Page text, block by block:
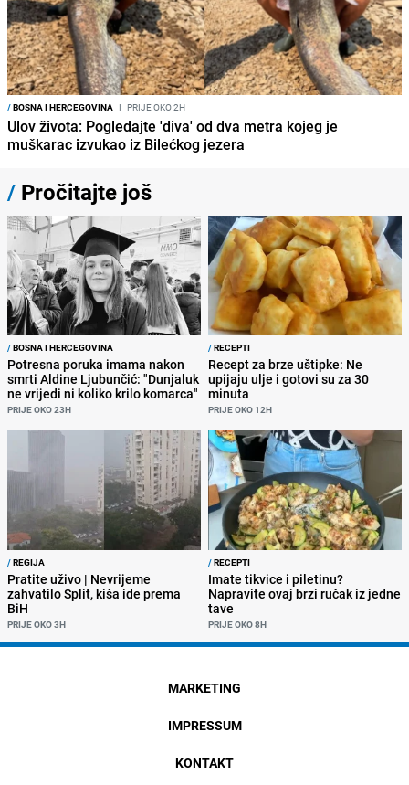
/BOSNA I HERCEGOVINA I PRIJE OKO 2H
Ulov života: Pogledajte 'diva' od dva metra kojeg je
muškarac izvukao iz Bilećkog jezera
/ Pročitajte još
/BOSNA I HERCEGOVINA
Potresna poruka imama nakon
smrti Aldine Ljubunčić: "Dunjaluk
ne vrijedi ni koliko krilo komarca"
PRIJE OKO 23H
/RECEPTI
Recept za brze uštipke: Ne
upijaju ulje i gotovi su za 30
minuta
PRIJE OKO 12H
/REGIJA
Pratite uživo | Nevrijeme
zahvatilo Split, kiša ide prema
BiH
PRIJE OKO 3H
/RECEPTI
Imate tikvice i piletinu?
Napravite ovaj brzi ručak iz jedne
tave
PRIJE OKO 8H
MARKETING
IMPRESSUM
KONTAKT